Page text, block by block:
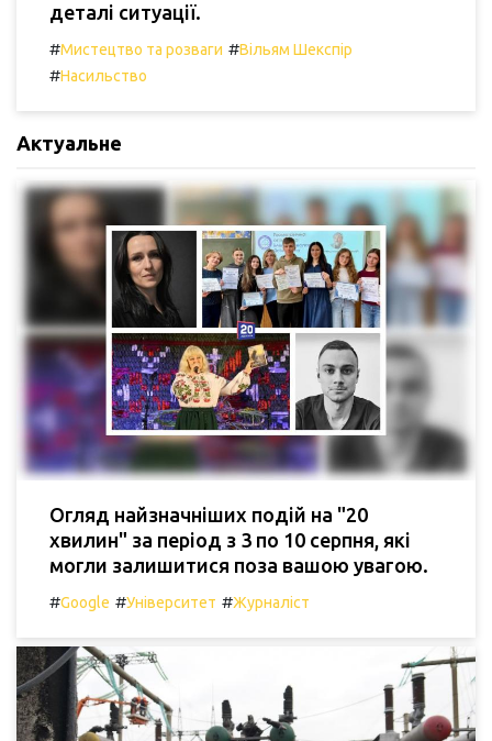
деталі ситуації.
#Мистецтво та розваги #Вільям Шекспір
#Насильство
Актуальне
Огляд найзначніших подій на "20
хвилин" за період з 3 по 10 серпня, які
могли залишитися поза вашою увагою.
#Google #Університет #Журналіст